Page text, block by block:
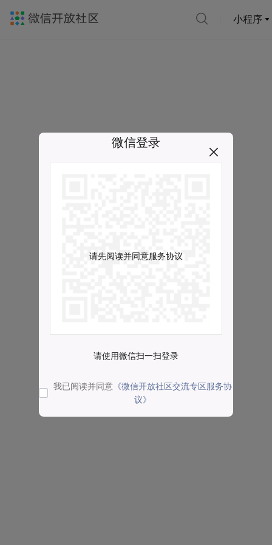
小程序
微信登录
请先阅读并同意服务协议
请使用微信扫一扫登录
我已阅读并同意 《微信开放社区交流专区服务协
议》